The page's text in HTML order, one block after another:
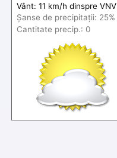
Vânt: 11 km/h dinspre VNV
Șanse de precipitații: 25%
Cantitate precip.: 0